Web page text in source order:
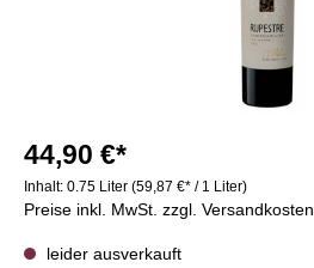
44,90 €*
Inhalt: 0.75 Liter (59,87 €* / 1 Liter)
Preise inkl. MwSt. zzgl. Versandkosten
leider ausverkauft